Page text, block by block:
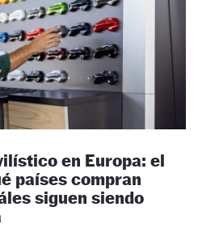
en Europa: el
países compran
siguen siendo